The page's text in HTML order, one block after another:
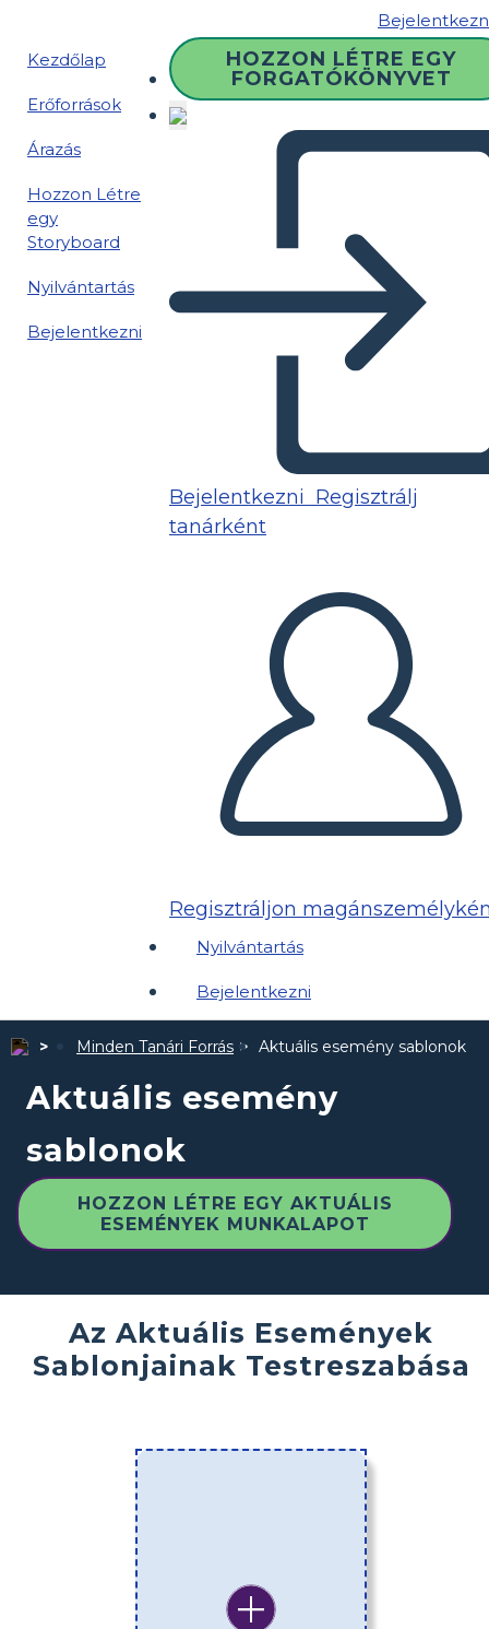
Kezdőlap
Erőforrások
Árazás
Hozzon Létre
egy
Storyboard
Nyilvántartás
Bejelentkezni
HOZZON LÉTRE EGY
FORGATÓKÖNYVET
Bejelentkezni Regisztrálj
tanárként
Regisztráljon
Nyilvántartás
Bejelentkezni
Minden Tanári Forrás Aktuális esemény sablonok
Aktuális esemény
sablonok
HOZZON LÉTRE EGY AKTUÁLIS
ESEMÉNYEK MUNKALAPOT
Az Aktuális Események
Sablonjainak Testreszabása